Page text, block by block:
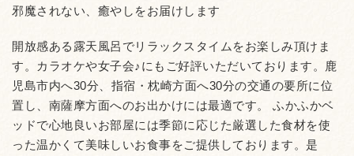
邪魔されない、癒やしをお届けします
開放感ある露天風呂でリラックスタイムをお楽しみ頂けま
す。カラオケや女子会♪にもご好評いただいております。鹿
児島市内へ30分、指宿・枕崎方面へ30分の交通の要所に位
置し、南薩摩方面へのお出かけには最適です。 ふかふかベ
ッドで心地良いお部屋には季節に応じた厳選した食材を使
った温かくて美味しいお食事をご提供しております。是